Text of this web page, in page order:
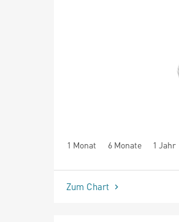
1 Monat 6 Monate 1 Jahr
seit Beginn
Zum Chart